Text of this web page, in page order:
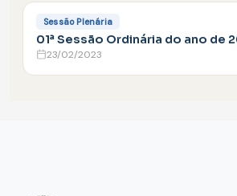
FACEBOOK
Sessão Plenária
01ª Sessão Ordinária do ano de
23/02/2023